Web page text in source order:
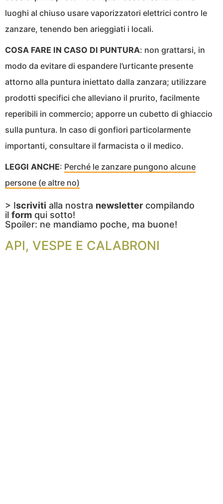
luoghi al chiuso usare vaporizzatori elettrici contro le
zanzare, tenendo ben arieggiati i locali.
COSA FARE IN CASO DI PUNTURA: non grattarsi, in
modo da evitare di espandere l’urticante presente
attorno alla puntura iniettato dalla zanzara; utilizzare
prodotti specifici che alleviano il prurito, facilmente
reperibili in commercio; apporre un cubetto di ghiaccio
sulla puntura. In caso di gonfiori particolarmente
importanti, consultare il farmacista o il medico.
LEGGI ANCHE: Perché le zanzare pungono alcune
persone (e altre no)
> Iscriviti alla nostra newsletter compilando
il form qui sotto!
Spoiler: ne mandiamo poche, ma buone!
API, VESPE E CALABRONI